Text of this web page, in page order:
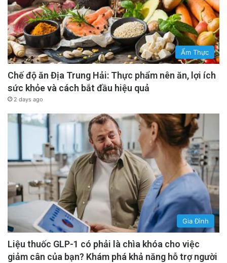
Ẩm Thực
Chế độ ăn Địa Trung Hải: Thực phẩm nên ăn, lợi ích
sức khỏe và cách bắt đầu hiệu quả
2 days ago
Gia Đình
Liệu thuốc GLP-1 có phải là chìa khóa cho việc
giảm cân của bạn? Khám phá khả năng hỗ trợ người